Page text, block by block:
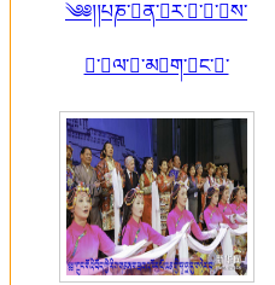
༄༅།།པཎ་ན་ར་་་ས་
་ལ་་མག་ང་་